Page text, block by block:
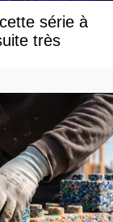
série à
très